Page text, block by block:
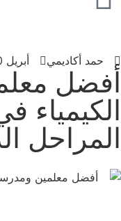
حمد أكاديمي أبريل 30, 2025
أفضل
الكيمياء
المراحل